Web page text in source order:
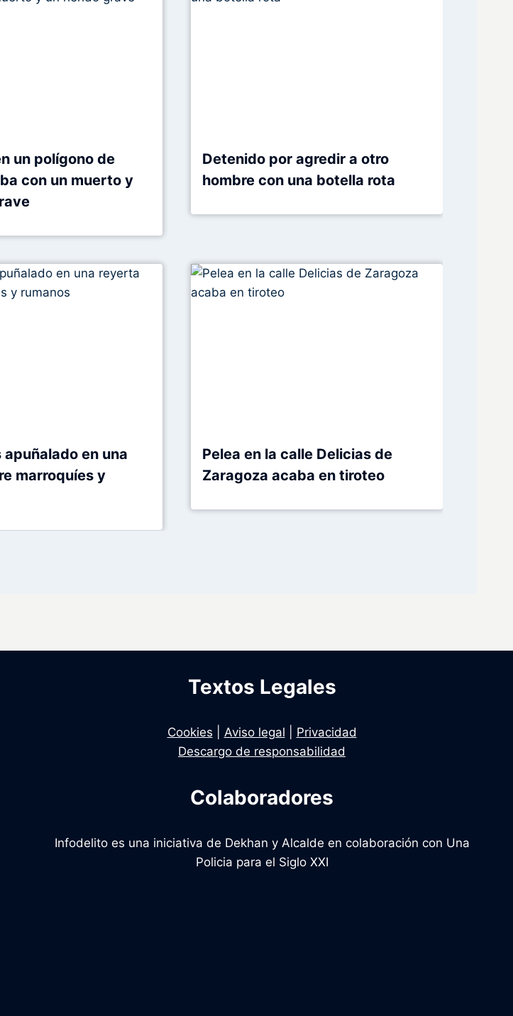
un polígono de
con un muerto y
Detenido por agredir a otro
hombre con una botella rota
apuñalado en una
marroquíes y
Pelea en la calle Delicias de
Zaragoza acaba en tiroteo
Textos Legales
Cookies Aviso legal
Privacidad
Descargo de responsabilidad
Colaboradores
Infodelito es una iniciativa de Dekhan y Alcalde en colaboración con Una
Policia para el Siglo XXI